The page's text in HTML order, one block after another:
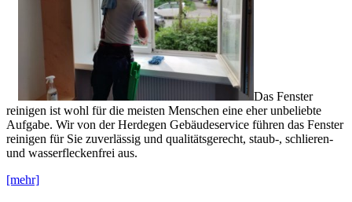
Das Fenster
reinigen ist wohl für die meisten Menschen eine eher unbeliebte
Aufgabe. Wir von der Herdegen Gebäudeservice führen das Fenster
reinigen für Sie zuverlässig und qualitätsgerecht, staub-, schlieren-
und wasserfleckenfrei aus.
[mehr]